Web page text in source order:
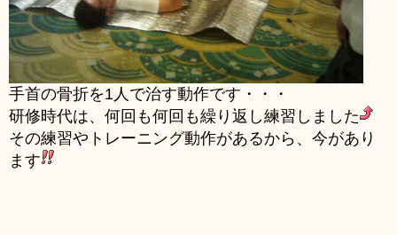
手首の骨折を1人で治す動作です・・・
研修時代は、何回も何回も繰り返し練習しました
その練習やトレーニング動作があるから、今があり
ます